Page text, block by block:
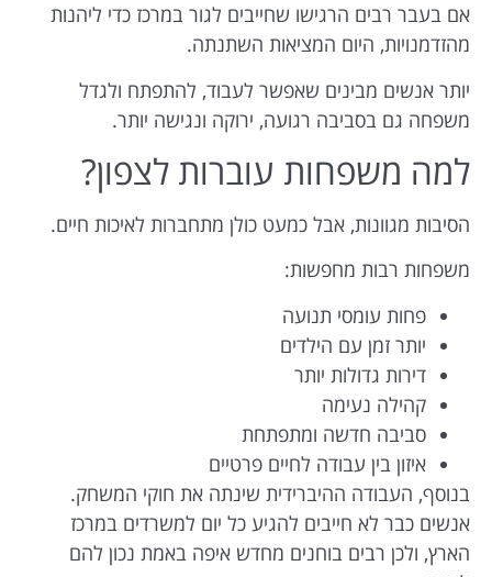
אם בעבר רבים הרגישו שחייבים לגור במרכז כדי ליהנות
מהזדמנויות, היום המציאות השתנתה.
יותר אנשים מבינים שאפשר לעבוד, להתפתח ולגדל
משפחה גם בסביבה רגועה, ירוקה ונגישה יותר.
למה משפחות עוברות לצפון?
הסיבות מגוונות, אבל כמעט כולן מתחברות לאיכות חיים.
משפחות רבות מחפשות:
פחות עומסי תנועה
יותר זמן עם הילדים
דירות גדולות יותר
קהילה נעימה
סביבה חדשה ומתפתחת
איזון בין עבודה לחיים פרטיים
בנוסף, העבודה ההיברידית שינתה את חוקי המשחק.
אנשים כבר לא חייבים להגיע כל יום למשרדים במרכז
הארץ, ולכן רבים בוחנים מחדש איפה באמת נכון להם